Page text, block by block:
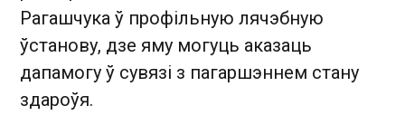
Рагашчука ў профільную лячэбную
ўстанову, дзе яму могуць аказаць
дапамогу ў сувязі з пагаршэннем стану
здароўя.